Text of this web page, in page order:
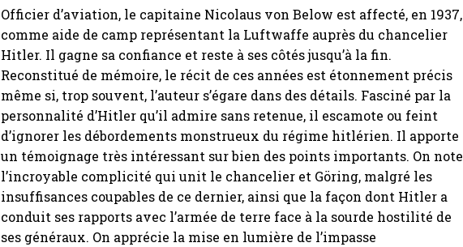
Officier d’aviation, le capitaine Nicolaus von Below est affecté, en 1937,
comme aide de camp représentant la Luftwaffe auprès du chancelier
Hitler. Il gagne sa confiance et reste à ses côtés jusqu’à la fin.
Reconstitué de mémoire, le récit de ces années est étonnement précis
même si, trop souvent, l’auteur s’égare dans des détails. Fasciné par la
personnalité d’Hitler qu’il admire sans retenue, il escamote ou feint
d’ignorer les débordements monstrueux du régime hitlérien. Il apporte
un témoignage très intéressant sur bien des points importants. On note
l’incroyable complicité qui unit le chancelier et Göring, malgré les
insuffisances coupables de ce dernier, ainsi que la façon dont Hitler a
conduit ses rapports avec l’armée de terre face à la sourde hostilité de
ses généraux. On apprécie la mise en lumière de l’impasse